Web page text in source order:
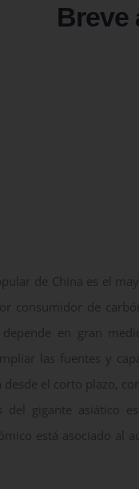
Breve
de China es el
consumidor de
en gran
las fuentes y
el corto plazo,
gigante asiático
está asociado al